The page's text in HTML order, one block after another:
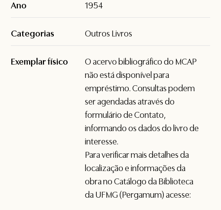
Ano 1954
Categorias Outros Livros
Exemplar físico
O acervo bibliográfico do MCAP
não está disponível para
empréstimo. Consultas podem
ser agendadas através do
formulário deContato,
informando os dados do livro de
interesse.
Para verificar mais detalhes da
localização e informações da
obra no Catálogo da Biblioteca
da UFMG (Pergamum) acesse: